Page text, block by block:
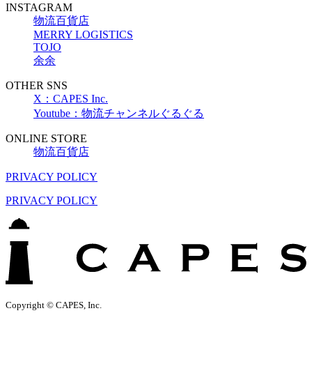
INSTAGRAM
物流百貨店
MERRY LOGISTICS
TOJO
余余
OTHER SNS
X：CAPES Inc.
Youtube：物流チャンネルぐるぐる
ONLINE STORE
物流百貨店
PRIVACY POLICY
PRIVACY POLICY
Copyright © CAPES, Inc.